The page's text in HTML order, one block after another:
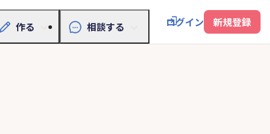
作る 相談する ログイン 新規登録